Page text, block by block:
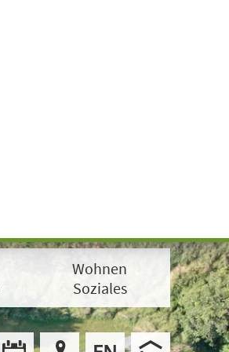
Wohnen
Soziales